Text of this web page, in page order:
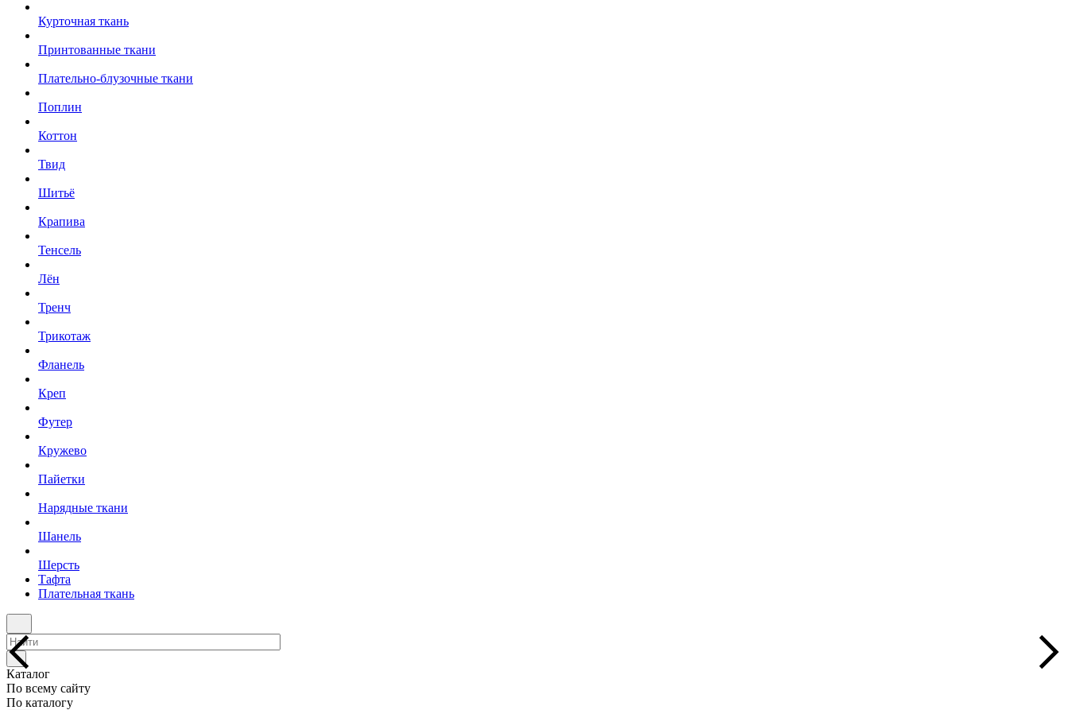
Курточная ткань
Принтованные ткани
Плательно-блузочные ткани
Поплин
Коттон
Твид
Шитьё
Крапива
Тенсель
Лён
Тренч
Трикотаж
Фланель
Креп
Футер
Кружево
Пайетки
Нарядные ткани
Шанель
Шерсть
Тафта
Плательная ткань
Каталог
По всему сайту
По каталогу